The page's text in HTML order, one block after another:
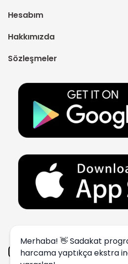
Hesabım
Hakkımızda
Sözleşmeler
Merhaba! 👋 Sadakat
harcama yaptıkça ekstra